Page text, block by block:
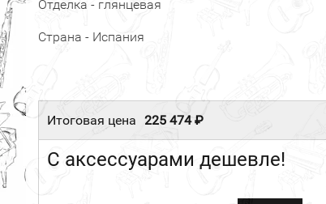
Отделка - глянцевая
Страна - Испания
Итоговая цена 225 474 ₽
С аксессуарами дешевле!